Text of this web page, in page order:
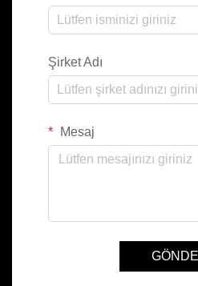
Şirket Adı
Mesaj